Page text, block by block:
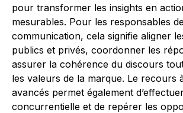
pour transformer les insights en
mesurables. Pour les responsables
communication, cela signifie aligner
publics et privés, coordonner les
assurer la cohérence du discours
les valeurs de la marque. Le recours
avancés permet également
concurrentielle et de repérer les